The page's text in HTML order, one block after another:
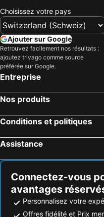
Choisissez votre pays
Ajouter sur Google
Retrouvez facilement nos résultats :
ajoutez trivago comme source
préférée sur Google.
Entreprise
Nos produits
Conditions et politiques
Assistance
Connectez-vous
avantages
Personnalisez votre
Offres fidélité et Prix